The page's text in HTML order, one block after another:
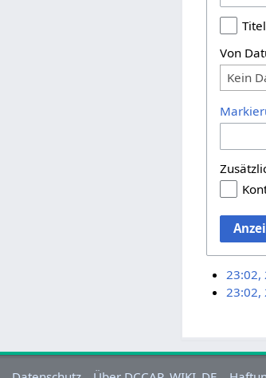
Von
Kein
23:02,
23:02,